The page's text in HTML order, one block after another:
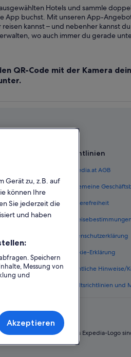
Hotels und sammle
App buchst. Mit unseren App-
reisen kannst – und nebenher kannst
wo auch immer du gerade
QR-Code mit der Kamera
Richtlinien
Expedia.at AGB
Allgemeine
Barrierefreiheit
Einreisebestimmungen
Datenschutzerklärung
Cookie-Erklärung
Rechtliche Hinweise/
Inhaltsrichtlinien und
Expedia und das Expedia-Logo
Gerät zu, z.B. auf
können Ihre
Sie jederzeit die
und haben
Speichern
Messung von
und
Akzeptieren